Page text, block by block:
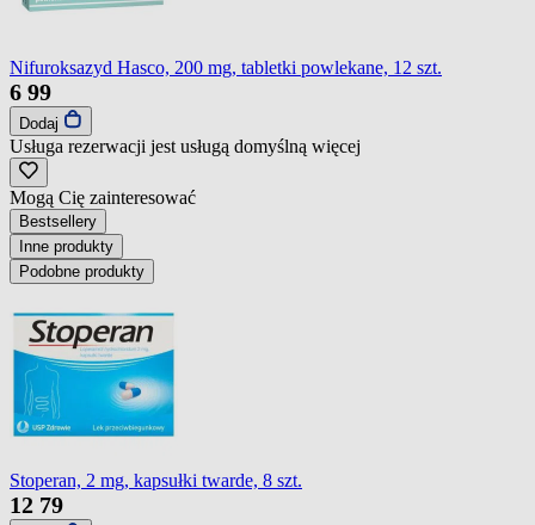
Nifuroksazyd Hasco, 200 mg, tabletki powlekane, 12 szt.
6 99
Dodaj
Usługa rezerwacji jest usługą domyślną więcej
Mogą Cię zainteresować
Bestsellery
Inne produkty
Podobne produkty
Stoperan, 2 mg, kapsułki twarde, 8 szt.
12 79